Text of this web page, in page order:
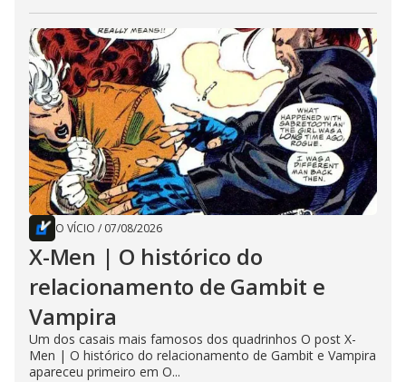
O VÍCIO / 07/08/2026
X-Men | O histórico do
relacionamento de Gambit e
Vampira
Um dos casais mais famosos dos quadrinhos O post X-
Men | O histórico do relacionamento de Gambit e Vampira
apareceu primeiro em O...